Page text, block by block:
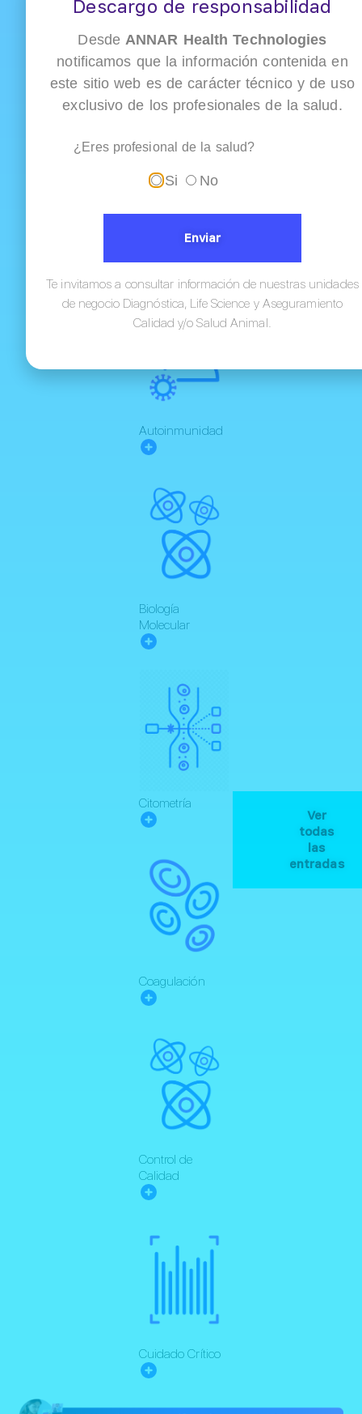
Liaison XS
Descarga el brochure
Artículos
Autoinmunidad
Biología
Molecular
Citometría
Coagulación
Control de
Calidad
Cuidado Crítico
Ver
todas
las
entradas
Descargo de responsabilidad
Desde ANNAR Health Technologies
notificamos que la información contenida en
este sitio web es de carácter técnico y de uso
exclusivo de los profesionales de la salud.
¿Eres profesional de la salud?
Si No
Enviar
Te invitamos a consultar información de nuestras unidades
de negocio Diagnóstica, Life Science y Aseguramiento
Calidad y/o Salud Animal.